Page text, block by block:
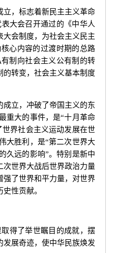
，标志着新民主主义革命
大会召开通过的《中华人
大会制度，为社会主义民主
心内容的过渡时期的总路
制向社会主义公有制的转
的转变，社会主义基本制度
立，冲破了帝国主义的东
重大的事件，是“十月革命
界社会主义运动发展在世
大胜利，是“第二次世界大
久远的影响”。特别是新中
次世界大战后世界政治力量
强了世界和平力量，对世界
性贡献。
得了举世瞩目的成就，摆
展奇迹，使中华民族焕发